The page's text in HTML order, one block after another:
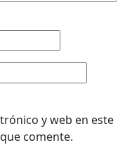
y web en este
comente.